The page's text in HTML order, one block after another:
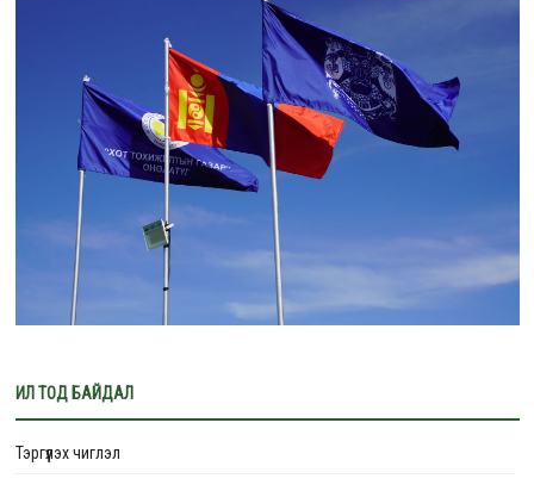
ИЛ ТОД БАЙДАЛ
Тэргүүлэх чиглэл